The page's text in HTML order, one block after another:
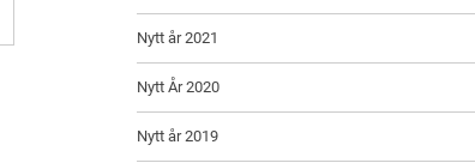
Nytt år 2021
Nytt År 2020
Nytt år 2019